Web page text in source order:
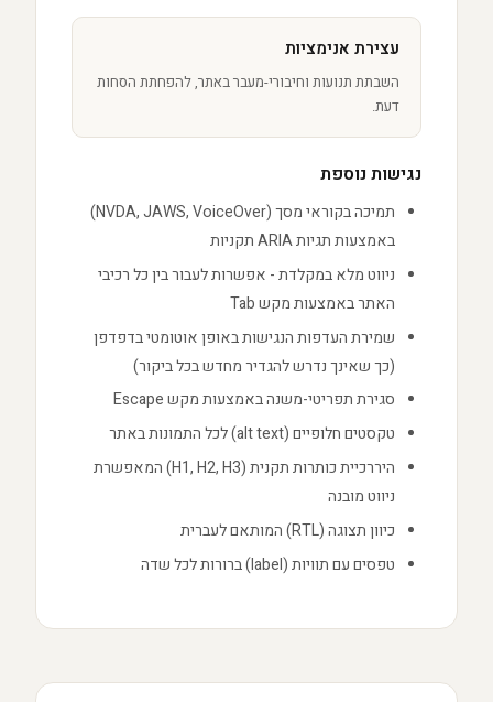
עצירת אנימציות
השבתת תנועות וחיבורי-מעבר באתר, להפחתת הסחות
דעת.
נגישות נוספת
תמיכה בקוראי מסך (NVDA, JAWS, VoiceOver)
באמצעות תגיות ARIA תקניות
ניווט מלא במקלדת - אפשרות לעבור בין כל רכיבי
האתר באמצעות מקש Tab
שמירת העדפות הנגישות באופן אוטומטי בדפדפן
(כך שאינך נדרש להגדיר מחדש בכל ביקור)
סגירת תפריטי-משנה באמצעות מקש Escape
טקסטים חלופיים (alt text) לכל התמונות באתר
היררכיית כותרות תקנית (H1, H2, H3) המאפשרת
ניווט מובנה
כיוון תצוגה (RTL) המותאם לעברית
טפסים עם תוויות (label) ברורות לכל שדה